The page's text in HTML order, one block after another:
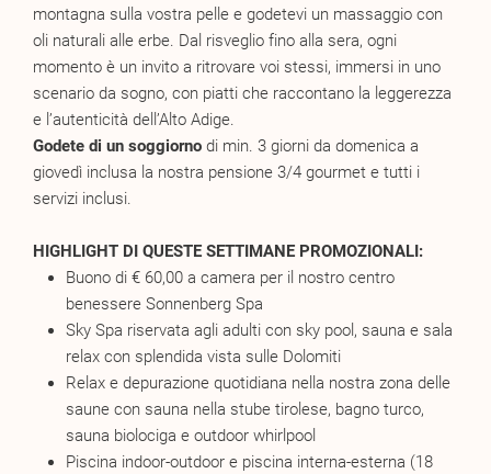
montagna sulla vostra pelle e godetevi un massaggio con
oli naturali alle erbe. Dal risveglio fino alla sera, ogni
momento è un invito a ritrovare voi stessi, immersi in uno
scenario da sogno, con piatti che raccontano la leggerezza
e l’autenticità dell’Alto Adige.
Godete di un soggiorno di min. 3 giorni da domenica a
giovedì inclusa la nostra pensione 3/4 gourmet e tutti i
servizi inclusi.
HIGHLIGHT DI QUESTE SETTIMANE PROMOZIONALI:
Buono di € 60,00 a camera per il nostro centro
benessere Sonnenberg Spa
Sky Spa riservata agli adulti con sky pool, sauna e sala
relax con splendida vista sulle Dolomiti
Relax e depurazione quotidiana nella nostra zona delle
saune con sauna nella stube tirolese, bagno turco,
sauna biolociga e outdoor whirlpool
Piscina indoor-outdoor e piscina interna-esterna (18